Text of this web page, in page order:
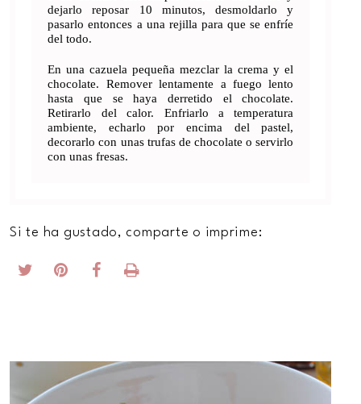
dejarlo reposar 10 minutos, desmoldarlo y
pasarlo entonces a una rejilla para que se enfríe
del todo.
En una cazuela pequeña mezclar la crema y el
chocolate. Remover lentamente a fuego lento
hasta que se haya derretido el chocolate.
Retirarlo del calor. Enfriarlo a temperatura
ambiente, echarlo por encima del pastel,
decorarlo con unas trufas de chocolate o servirlo
con unas fresas.
Si te ha gustado, comparte o imprime: